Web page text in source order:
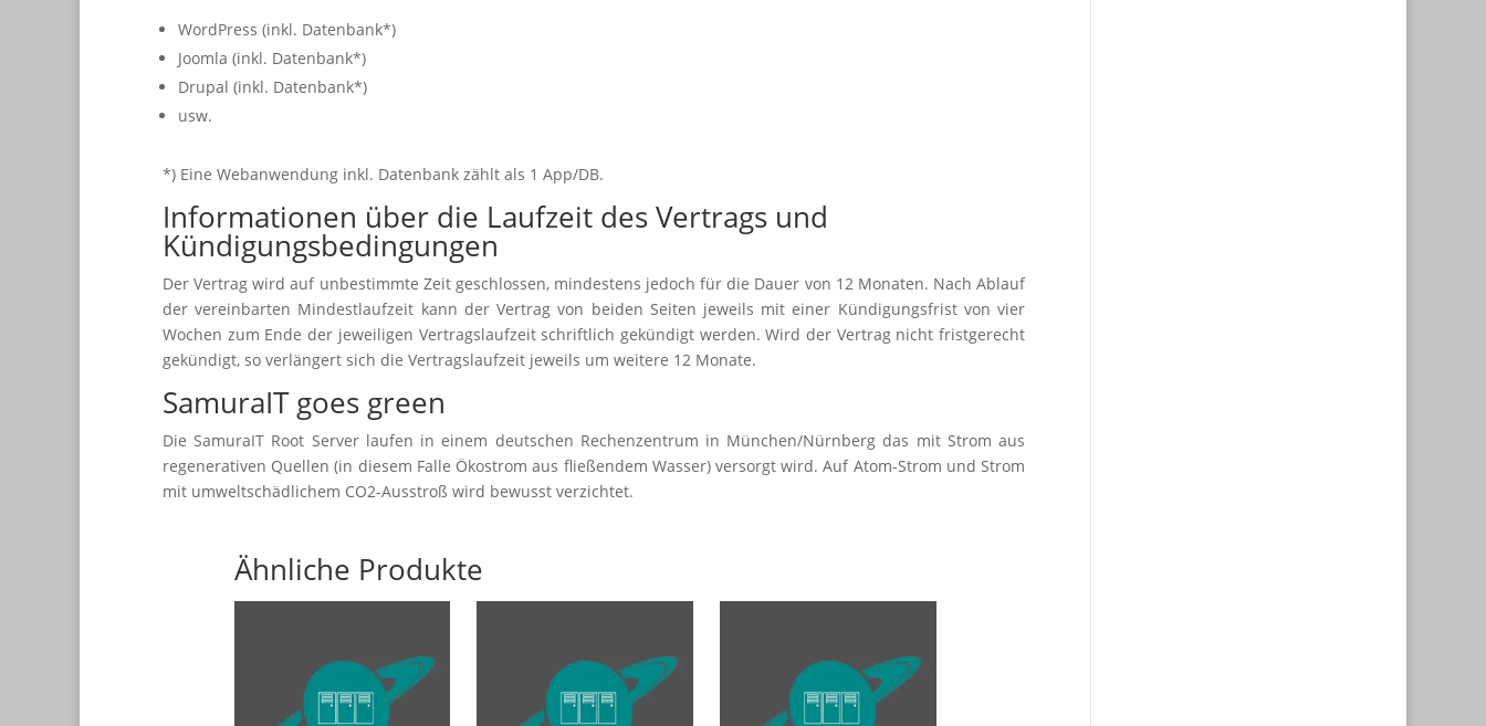
WordPress (inkl. Datenbank*)
Joomla (inkl. Datenbank*)
Drupal (inkl. Datenbank*)
usw.
*) Eine Webanwendung inkl. Datenbank zählt als 1 App/DB.
Informationen über die Laufzeit des Vertrags und
Kündigungsbedingungen
Der Vertrag wird auf unbestimmte Zeit geschlossen, mindestens jedoch für die Dauer von 12 Monaten. Nach Ablauf
der vereinbarten Mindestlaufzeit kann der Vertrag von beiden Seiten jeweils mit einer Kündigungsfrist von vier
Wochen zum Ende der jeweiligen Vertragslaufzeit schriftlich gekündigt werden. Wird der Vertrag nicht fristgerecht
gekündigt, so verlängert sich die Vertragslaufzeit jeweils um weitere 12 Monate.
SamuraIT goes green
Die SamuraIT Root Server laufen in einem deutschen Rechenzentrum in München/Nürnberg das mit Strom aus
regenerativen Quellen (in diesem Falle Ökostrom aus fließendem Wasser) versorgt wird. Auf Atom-Strom und Strom
mit umweltschädlichem CO2-Ausstroß wird bewusst verzichtet.
Ähnliche Produkte